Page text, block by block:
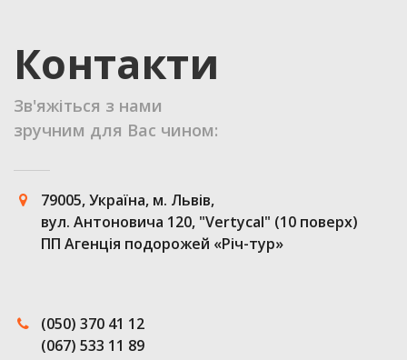
Контакти
Зв'яжіться з нами
зручним для Вас чином:
79005, Україна, м. Львів,
вул. Антоновича 120, "Vertycal" (10 поверх)
ПП Агенція подорожей «Річ-тур»
(050) 370 41 12
(067) 533 11 89